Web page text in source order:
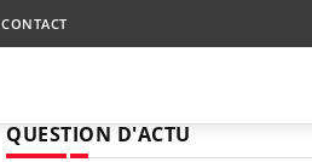
CONTACT
QUESTION D'ACTU